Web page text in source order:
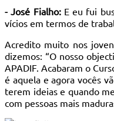
- José Fialho:E eu fui
vícios em termos de
Acredito muito nos
dizemos: “O nosso
APADIF. Acabaram o
é aquela e agora vocês
terem ideias e quando
com pessoas mais